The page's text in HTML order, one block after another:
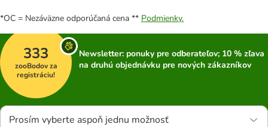
*OC = Nezáväzne odporúčaná cena ** Podmienky.
333
zooBodov za
registráciu!
Newsletter: ponuky pre odberateľov; 10 % zľava
na druhú objednávku pre nových zákazníkov
Prosím vyberte aspoň jednu možnosť